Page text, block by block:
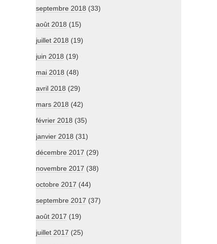
septembre 2018 (33)
août 2018 (15)
juillet 2018 (19)
juin 2018 (19)
mai 2018 (48)
avril 2018 (29)
mars 2018 (42)
février 2018 (35)
janvier 2018 (31)
décembre 2017 (29)
novembre 2017 (38)
octobre 2017 (44)
septembre 2017 (37)
août 2017 (19)
juillet 2017 (25)